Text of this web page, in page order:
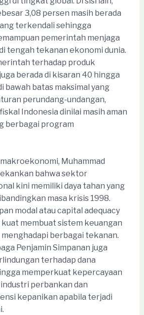
3,08 persen masih berada
terkendali sehingga
pemerintah menjaga
tengah tekanan ekonomi dunia.
terhadap produk
berada di kisaran 40 hingga
bawah batas maksimal yang
perundang-undangan,
Indonesia dinilai masih aman
berbagai program
Muhammad
bahwa sektor
kini memiliki daya tahan yang
masa krisis 1998.
modal atau capital adequacy
membuat sistem keuangan
menghadapi berbagai tekanan.
Penjamin Simpanan juga
terhadap dana
memperkuat kepercayaan
perbankan dan
kepanikan apabila terjadi